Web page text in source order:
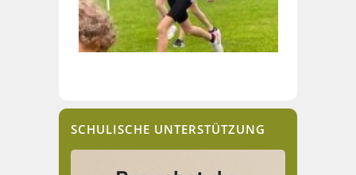
SCHULISCHE UNTERSTÜTZUNG